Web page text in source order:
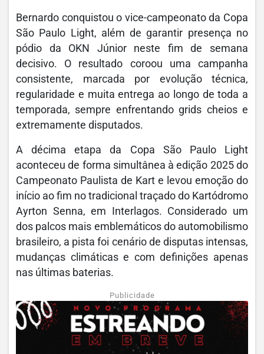
Bernardo conquistou o vice-campeonato da Copa
São Paulo Light, além de garantir presença no
pódio da OKN Júnior neste fim de semana
decisivo. O resultado coroou uma campanha
consistente, marcada por evolução técnica,
regularidade e muita entrega ao longo de toda a
temporada, sempre enfrentando grids cheios e
extremamente disputados.
A décima etapa da Copa São Paulo Light
aconteceu de forma simultânea à edição 2025 do
Campeonato Paulista de Kart e levou emoção do
início ao fim no tradicional traçado do Kartódromo
Ayrton Senna, em Interlagos. Considerado um
dos palcos mais emblemáticos do automobilismo
brasileiro, a pista foi cenário de disputas intensas,
mudanças climáticas e com definições apenas
nas últimas baterias.
Publicidade